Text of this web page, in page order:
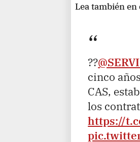
Lea también
??
cinco
CAS,
los
https://